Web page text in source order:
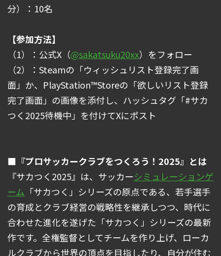
分）：10名
【参加方法】
（1）：公式X（@sakatsuku20xx）をフォロー
（2）：Steamの「ウィッシュリスト登録完了画
面」か、PlayStation™Storeの「欲しいリスト登録
完了画面」の画像を添付し、ハッシュタグ「#サカ
つく2025待機中」を付けてXにポスト
■『プロサッカークラブをつくろう！2025』とは
『サカつく2025』は、サッカーシミュレーションゲ
ーム 「サカつく」シリーズの原点である、若手選手
の育成とクラブ経営の戦略性を継承しつつ、時代に
合わせた進化を遂げた「サカつく」シリーズの最新
作です。全権監督としてチームを作り上げ、ローカ
ルクラブから世界の頂点を目指したり、自分が住む